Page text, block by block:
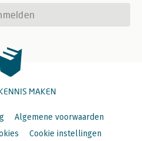
MAKEN
Algemene voorwaarden
Cookie instellingen